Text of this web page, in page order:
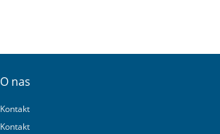
O nas
Kontakt
Kontakt